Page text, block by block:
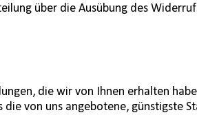
über die Ausübung des
die wir von Ihnen erhalten
von uns angebotene, günstigste